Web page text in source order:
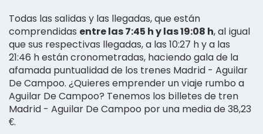
Todas las salidas y las llegadas, que están
comprendidas entre las 7:45 h y las 19:08 h, al igual
que sus respectivas llegadas, a las 10:27 h y a las
21:46 h están cronometradas, haciendo gala de la
afamada puntualidad de los trenes Madrid - Aguilar
De Campoo. ¿Quieres emprender un viaje rumbo a
Aguilar De Campoo? Tenemos los billetes de tren
Madrid - Aguilar De Campoo por una media de 38,23
€.